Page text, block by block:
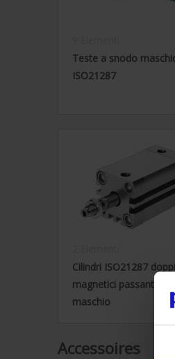
Teste a snodo
ISO21287
Cilindri ISO21287
magnetici passanti
maschio
Accessoires